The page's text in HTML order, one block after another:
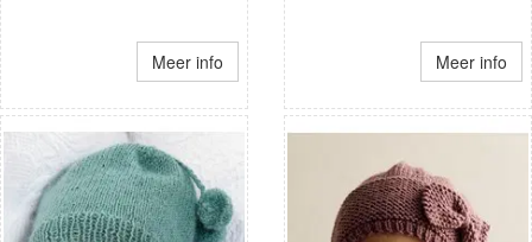
Meer info Meer info